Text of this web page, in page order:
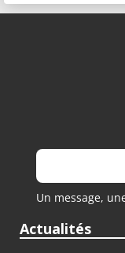
Un message,
Actualités